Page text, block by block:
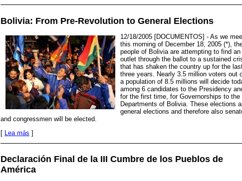
Bolivia: From Pre-Revolution to General Elections
12/18/2005 [DOCUMENTOS] - As we
this morning of December 18, 2005 (*),
people of Bolivia are attempting to find an
outlet through the ballot to a sustained
that has shaken the country up for the
three years. Nearly 3.5 million voters out
a population of 8.5 millions will decide
among 6 candidates to the Presidency
for the first time, for Governorships to the
Departments of Bolivia. These elections
general elections and therefore also
and congressmen will be elected.
[ Lea más ]
Declaración Final de la III Cumbre de los Pueblos de
América